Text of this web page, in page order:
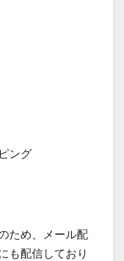
ング
ため、メール配
も配信しており